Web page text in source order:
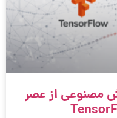
مصنوعی از عصر